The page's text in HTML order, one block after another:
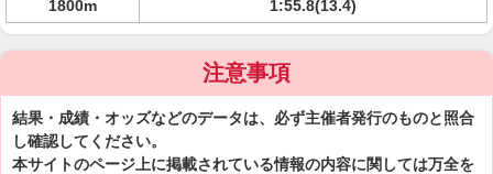
1800m
1:55.8(13.4)
注意事項
結果・成績・オッズなどのデータは、必ず主催者発行のものと照合
し確認してください。
本サイトのページ上に掲載されている情報の内容に関しては万全を